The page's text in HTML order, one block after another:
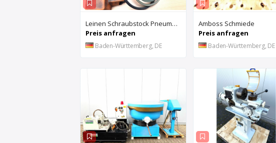
Leinen Schraubstock Pneumatisch
Preis anfragen
Baden-Württemberg, DE
Amboss Schmiede
Preis anfragen
Baden-Württemberg, DE